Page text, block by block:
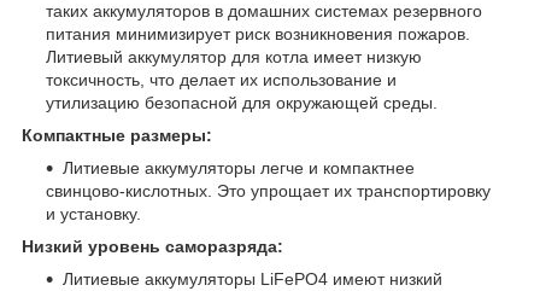
таких аккумуляторов в домашних системах резервного
питания минимизирует риск возникновения пожаров.
Литиевый аккумулятор для котла имеет низкую
токсичность, что делает их использование и
утилизацию безопасной для окружающей среды.
Компактные размеры:
Литиевые аккумуляторы легче и компактнее
свинцово-кислотных. Это упрощает их транспортировку
и установку.
Низкий уровень саморазряда:
Литиевые аккумуляторы LiFePO4 имеют низкий